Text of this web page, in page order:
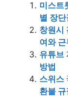
미스트
별 장단
창원시
여와
유튜브
방법
스위스
환불 규